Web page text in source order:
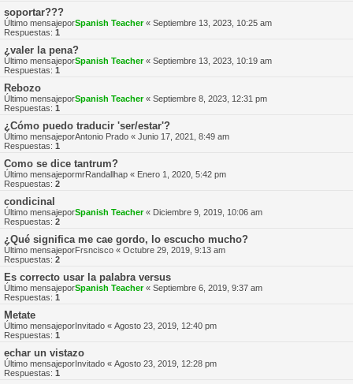
soportar???
Último mensajeporSpanish Teacher« Septiembre 13, 2023, 10:25 am
Respuestas: 1
¿valer la pena?
Último mensajeporSpanish Teacher« Septiembre 13, 2023, 10:19 am
Respuestas: 1
Rebozo
Último mensajeporSpanish Teacher« Septiembre 8, 2023, 12:31 pm
Respuestas: 1
¿Cómo puedo traducir 'ser/estar'?
Último mensajeporAntonio Prado « Junio 17, 2021, 8:49 am
Respuestas: 1
Como se dice tantrum?
Último mensajepormrRandallhap « Enero 1, 2020, 5:42 pm
Respuestas: 2
condicinal
Último mensajeporSpanish Teacher« Diciembre 9, 2019, 10:06 am
Respuestas: 2
¿Qué significa me cae gordo, lo escucho mucho?
Último mensajeporFrsncisco « Octubre 29, 2019, 9:13 am
Respuestas: 2
Es correcto usar la palabra versus
Último mensajeporSpanish Teacher« Septiembre 6, 2019, 9:37 am
Respuestas: 1
Metate
Último mensajeporInvitado « Agosto 23, 2019, 12:40 pm
Respuestas: 1
echar un vistazo
Último mensajeporInvitado « Agosto 23, 2019, 12:28 pm
Respuestas: 1